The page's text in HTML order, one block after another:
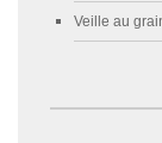
Veille au